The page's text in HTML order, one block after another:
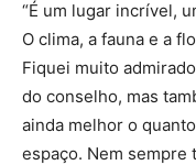
“É um lugar incrível,
O clima, a fauna e a
Fiquei muito
do conselho, mas
ainda melhor o
espaço. Nem sempre